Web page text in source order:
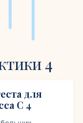
4
для
C 4